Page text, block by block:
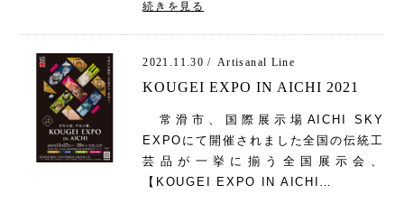
続きを見る
2021.11.30 / Artisanal Line
KOUGEI EXPO IN AICHI 2021
常滑市、国際展示場AICHI SKY
EXPOにて開催されました全国の伝統工
芸品が一挙に揃う全国展示会、
【KOUGEI EXPO IN AICHI…